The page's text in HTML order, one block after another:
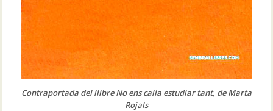
Contraportada del llibre No ens calia estudiar tant, de Marta
Rojals